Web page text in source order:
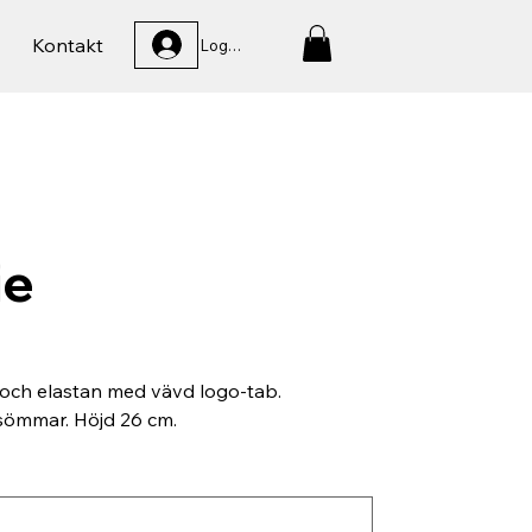
Kontakt Logga In
elastan med vävd logo-tab.
Höjd 26 cm.